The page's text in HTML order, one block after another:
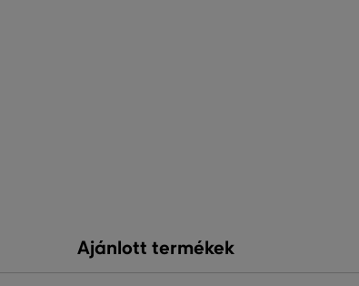
Ajánlott termékek